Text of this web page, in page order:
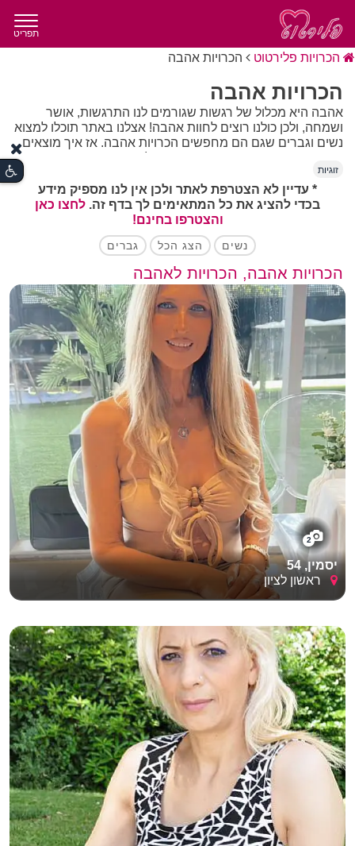
תפריט
הכרויות פלירטוט הכרויות אהבה
הכרויות אהבה
אהבה היא מכלול של רגשות שגורמים לנו התרגשות, אושר
ושמחה, ולכן כולנו רוצים לחוות אהבה! אצלנו באתר תוכלו למצוא
נשים וגברים שגם הם מחפשים הכרויות אהבה. אז איך מוצאים
הפרטים הכי רלוונטיים למה שמחפשים והתמונות הכי עדכניות
ונהנים עם הכרות אהבה חדשה מכל סוג שתחפצו.
זוגיות
* עדיין לא הצטרפת לאתר ולכן אין לנו מספיק מידע
בכדי להציג את כל המתאימים לך בדף זה. לחצו כאן
והצטרפו בחינם!
נשים הצג הכל גברים
הכרויות אהבה, הכרויות לאהבה
2
יסמין, 54
ראשון לציון